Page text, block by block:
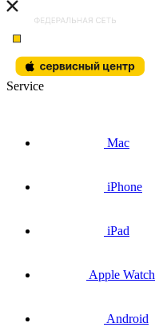
Service
Mac
iPhone
iPad
Apple Watch
Android